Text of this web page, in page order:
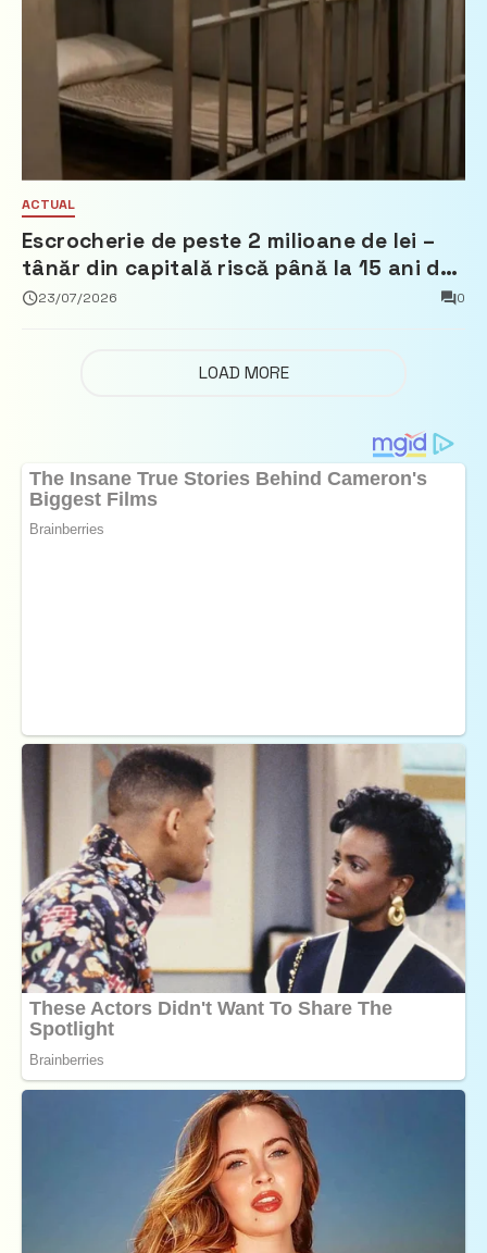
ACTUAL
Escrocherie de peste 2 milioane de lei –
tânăr din capitală riscă până la 15 ani de
închisoare
23/07/2026 0
LOAD MORE